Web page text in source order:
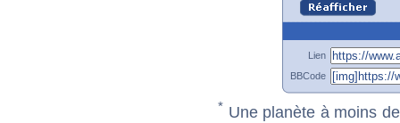
Lien
BBCode
* Une planète à moins